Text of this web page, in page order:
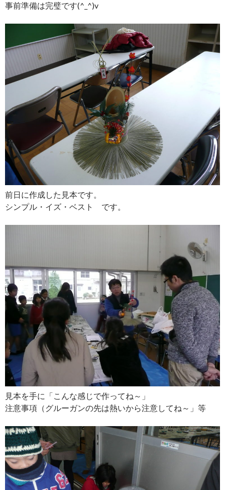
事前準備は完璧です(^_^)v
前日に作成した見本です。
シンプル・イズ・ベスト です。
見本を手に「こんな感じで作ってね～」
注意事項（グルーガンの先は熱いから注意してね～」等